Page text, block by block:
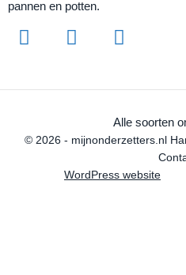
pannen en potten.
Alle soorten
© 2026 - mijnonderzetters.nl
WordPress website